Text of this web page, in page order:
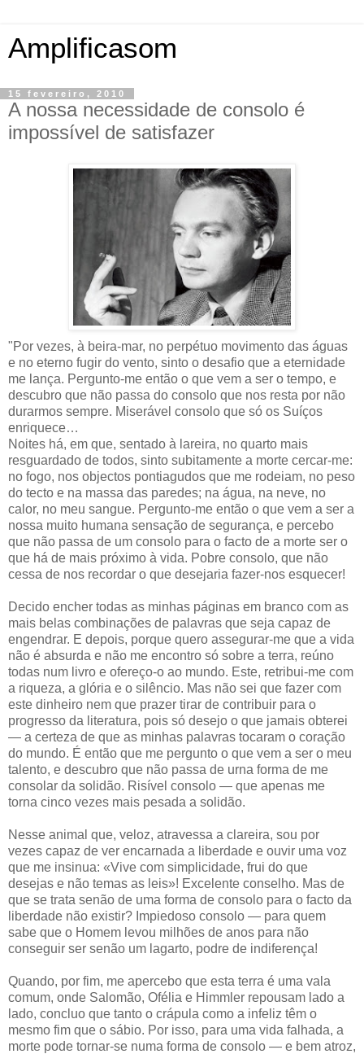
Amplificasom
15 fevereiro, 2010
A nossa necessidade de consolo é
impossível de satisfazer
"Por vezes, à beira-mar, no perpétuo movimento das águas
e no eterno fugir do vento, sinto o desafio que a eternidade
me lança. Pergunto-me então o que vem a ser o tempo, e
descubro que não passa do consolo que nos resta por não
durarmos sempre. Miserável consolo que só os Suíços
enriquece…
Noites há, em que, sentado à lareira, no quarto mais
resguardado de todos, sinto subitamente a morte cercar-me:
no fogo, nos objectos pontiagudos que me rodeiam, no peso
do tecto e na massa das paredes; na água, na neve, no
calor, no meu sangue. Pergunto-me então o que vem a ser a
nossa muito humana sensação de segurança, e percebo
que não passa de um consolo para o facto de a morte ser o
que há de mais próximo à vida. Pobre consolo, que não
cessa de nos recordar o que desejaria fazer-nos esquecer!
Decido encher todas as minhas páginas em branco com as
mais belas combinações de palavras que seja capaz de
engendrar. E depois, porque quero assegurar-me que a vida
não é absurda e não me encontro só sobre a terra, reúno
todas num livro e ofereço-o ao mundo. Este, retribui-me com
a riqueza, a glória e o silêncio. Mas não sei que fazer com
este dinheiro nem que prazer tirar de contribuir para o
progresso da literatura, pois só desejo o que jamais obterei
— a certeza de que as minhas palavras tocaram o coração
do mundo. É então que me pergunto o que vem a ser o meu
talento, e descubro que não passa de urna forma de me
consolar da solidão. Risível consolo — que apenas me
torna cinco vezes mais pesada a solidão.
Nesse animal que, veloz, atravessa a clareira, sou por
vezes capaz de ver encarnada a liberdade e ouvir uma voz
que me insinua: «Vive com simplicidade, frui do que
desejas e não temas as leis»! Excelente conselho. Mas de
que se trata senão de uma forma de consolo para o facto da
liberdade não existir? Impiedoso consolo — para quem
sabe que o Homem levou milhões de anos para não
conseguir ser senão um lagarto, podre de indiferença!
Quando, por fim, me apercebo que esta terra é uma vala
comum, onde Salomão, Ofélia e Himmler repousam lado a
lado, concluo que tanto o crápula como a infeliz têm o
mesmo fim que o sábio. Por isso, para uma vida falhada, a
morte pode tornar-se numa forma de consolo — e bem atroz,